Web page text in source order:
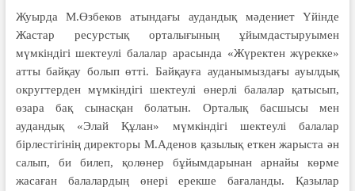
Жуырда М.Өзбеков атындағы аудандық мәдениет Үйінде
Жастар ресурстық орталығының ұйымдастыруымен
мүмкіндігі шектеулі балалар арасында «Жүректен жүрекке»
атты байқау болып өтті. Байқауға ауданымыздағы ауылдық
округтерден мүмкіндігі шектеулі өнерлі балалар қатысып,
өзара бақ сынасқан болатын. Орталық басшысы мен
аудандық «Элай Құлан» мүмкіндігі шектеулі балалар
бірлестігінің директоры М.Аденов қазылық еткен жарыста ән
салып, би билеп, қолөнер бұйымдарынан арнайы көрме
жасаған балалардың өнері ерекше бағаланды. Қазылар